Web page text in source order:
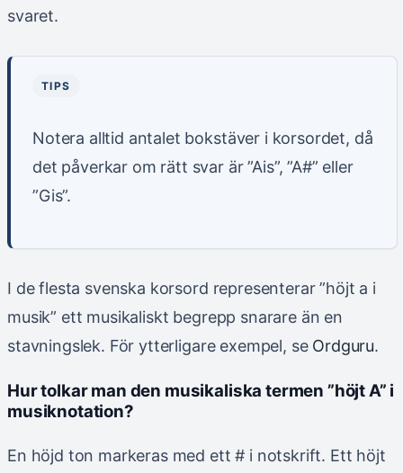
svaret.
TIPS
Notera alltid antalet bokstäver i korsordet, då
det påverkar om rätt svar är ”Ais”, ”A#” eller
”Gis”.
I de flesta svenska korsord representerar ”höjt a i
musik” ett musikaliskt begrepp snarare än en
stavningslek. För ytterligare exempel, se Ordguru.
Hur tolkar man den musikaliska termen ”höjt A” i
musiknotation?
En höjd ton markeras med ett # i notskrift. Ett höjt